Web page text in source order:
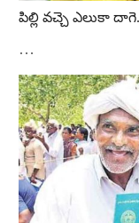
పిల్లి వ‌చ్చె ఎలుకా
…